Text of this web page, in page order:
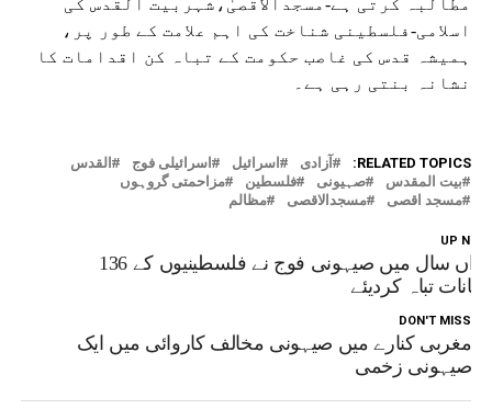
مطالبہ کرتی ہے-مسجدالاقصیٰ،شہربیت القدس کی
اسلامی-فلسطینی شناخت کی اہم علامت کے طور پر،
ہمیشہ قدس کی غاصب حکومت کے تباہ کن اقدامات کا
نشانہ بنتی رہی ہے۔
RELATED TOPICS: آزادی اسرائیل اسرائیلی فوج
القدس
بیت المقدس
صہیونی فلسطین
مزاحمتی گروہوں
مسجد اقصی
مسجدالاقصی مظالم
UP
رواں سال میں صیہونی فوج نے فلسطینیوں کے 136
تباہ کردیئے
DON'T MISS
مغربی کنارے میں صیہونی مخالف کاروائی میں ایک
صیہونی زخمی